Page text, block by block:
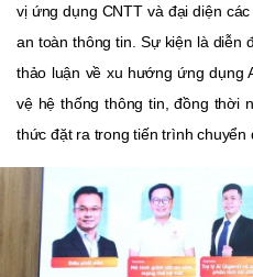
vị ứng dụng CNTT và đại diện
an toàn thông tin. Sự kiện là diễn
thảo luận về xu hướng ứng dụng
vệ hệ thống thông tin, đồng thời
thức đặt ra trong tiến trình chuyển